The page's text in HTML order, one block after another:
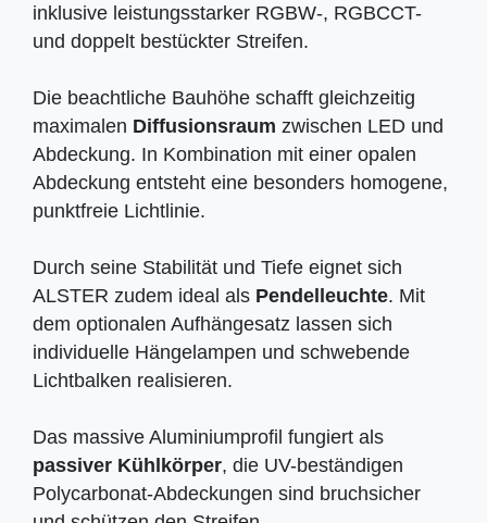
inklusive leistungsstarker RGBW-, RGBCCT-
und doppelt bestückter Streifen.
Die beachtliche Bauhöhe schafft gleichzeitig
maximalen Diffusionsraum zwischen LED und
Abdeckung. In Kombination mit einer opalen
Abdeckung entsteht eine besonders homogene,
punktfreie Lichtlinie.
Durch seine Stabilität und Tiefe eignet sich
ALSTER zudem ideal als Pendelleuchte. Mit
dem optionalen Aufhängesatz lassen sich
individuelle Hängelampen und schwebende
Lichtbalken realisieren.
Das massive Aluminiumprofil fungiert als
passiver Kühlkörper, die UV-beständigen
Polycarbonat-Abdeckungen sind bruchsicher